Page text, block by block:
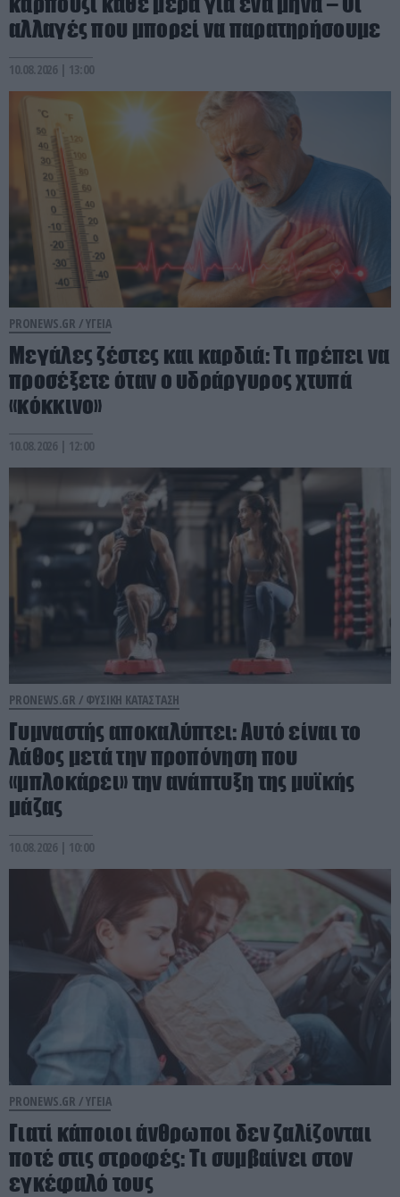
αλλαγές που μπορεί να παρατηρήσουμε
10.08.2026 | 13:00
PRONEWS.GR /ΥΓΕΙΑ
Μεγάλες ζέστες και καρδιά: Τι πρέπει να
προσέξετε όταν ο υδράργυρος χτυπά
«κόκκινο»
10.08.2026 | 12:00
PRONEWS.GR / ΦΥΣΙΚΗ ΚΑΤΑΣΤΑΣΗ
Γυμναστής αποκαλύπτει: Aυτό είναι το
λάθος μετά την προπόνηση που
«μπλοκάρει» την ανάπτυξη της μυϊκής
μάζας
10.08.2026 | 10:00
PRONEWS.GR /ΥΓΕΙΑ
Γιατί κάποιοι άνθρωποι δεν ζαλίζονται
ποτέ στις στροφές: Τι συμβαίνει στον
εγκέφαλό τους